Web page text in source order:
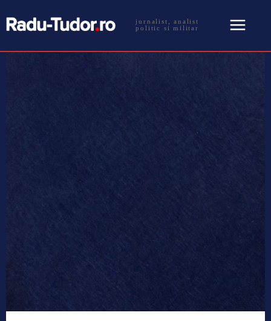
jurnalist, analist
politic si militar